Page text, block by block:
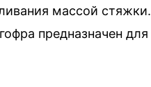
массой стяжки.
предназначен для